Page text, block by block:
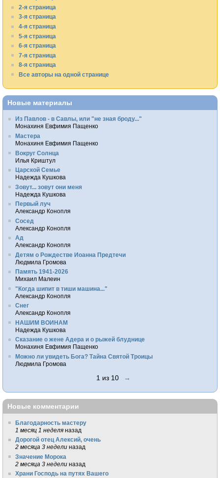
2-я страница
3-я страница
4-я страница
5-я страница
6-я страница
7-я страница
8-я страница
Все авторы на одной странице
Новые материалы
Из Павлов - в Савлы, или "не зная броду..."
Монахиня Евфимия Пащенко
Мастера
Монахиня Евфимия Пащенко
Вокруг Солнца
Илья Криштул
Царской Семье
Надежда Кушкова
Зовут... зовут они меня
Надежда Кушкова
Первый луч
Александр Конопля
Сосед
Александр Конопля
Ад
Александр Конопля
Детям о Рождестве Иоанна Предтечи
Людмила Громова
Память 1941-2026
Михаил Малеин
"Когда шипит в тиши машина..."
Александр Конопля
Снег
Александр Конопля
НАШИМ ВОИНАМ
Надежда Кушкова
Сказание о жене Адера и о рыжей блуднице
Монахиня Евфимия Пащенко
Можно ли увидеть Бога? Тайна Святой Троицы
Людмила Громова
1 из 10 →
Новые комментарии
Благодарность мастеру
1 месяц 1 неделя назад
Дорогой отец Алексий, очень
2 месяца 3 недели назад
Значение Морока
2 месяца 3 недели назад
Храни Господь на путях Вашего